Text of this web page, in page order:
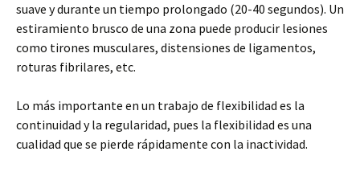
suave y durante un tiempo prolongado (20-40 segundos). Un
estiramiento brusco de una zona puede producir lesiones
como tirones musculares, distensiones de ligamentos,
roturas fibrilares, etc.
Lo más importante en un trabajo de flexibilidad es la
continuidad y la regularidad, pues la flexibilidad es una
cualidad que se pierde rápidamente con la inactividad.